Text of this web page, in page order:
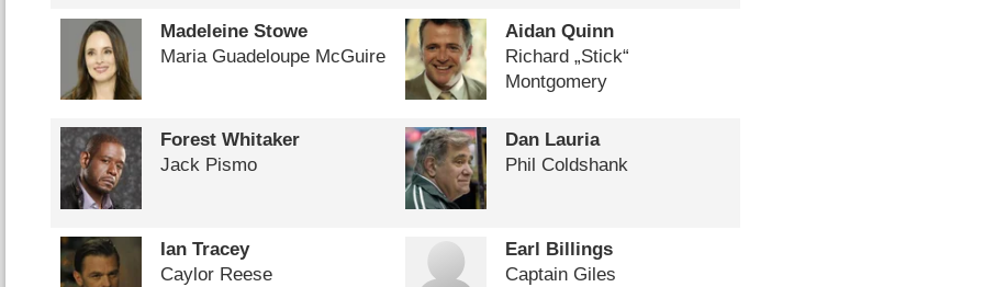
Madeleine Stowe
Maria Guadeloupe McGuire
Aidan Quinn
Richard „Stick“
Montgomery
Forest Whitaker
Jack Pismo
Dan Lauria
Phil Coldshank
Ian Tracey
Caylor Reese
Earl Billings
Captain Giles